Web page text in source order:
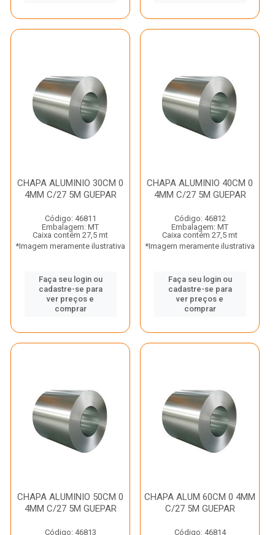
CHAPA ALUMINIO 30CM 0
4MM C/27 5M GUEPAR
Código: 46811
Embalagem: MT
Caixa contém 27,5 mt
*Imagem meramente ilustrativa
Faça seu login ou
cadastre-se para
ver preços e
comprar
CHAPA ALUMINIO 40CM 0
4MM C/27 5M GUEPAR
Código: 46812
Embalagem: MT
Caixa contém 27,5 mt
*Imagem meramente ilustrativa
Faça seu login ou
cadastre-se para
ver preços e
comprar
CHAPA ALUMINIO 50CM 0
4MM C/27 5M GUEPAR
Código: 46813
CHAPA ALUM 60CM 0 4MM
C/27 5M GUEPAR
Código: 46814